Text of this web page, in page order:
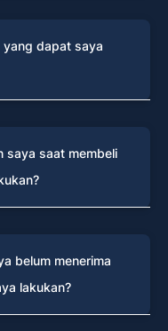
yang dapat saya
saya saat membeli
belum menerima
lakukan?